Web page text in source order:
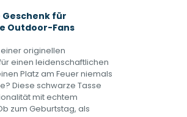
für
Outdoor-Fans
originellen
einen leidenschaftlichen
Platz am Feuer niemals
Diese schwarze Tasse
mit echtem
zum Geburtstag, als